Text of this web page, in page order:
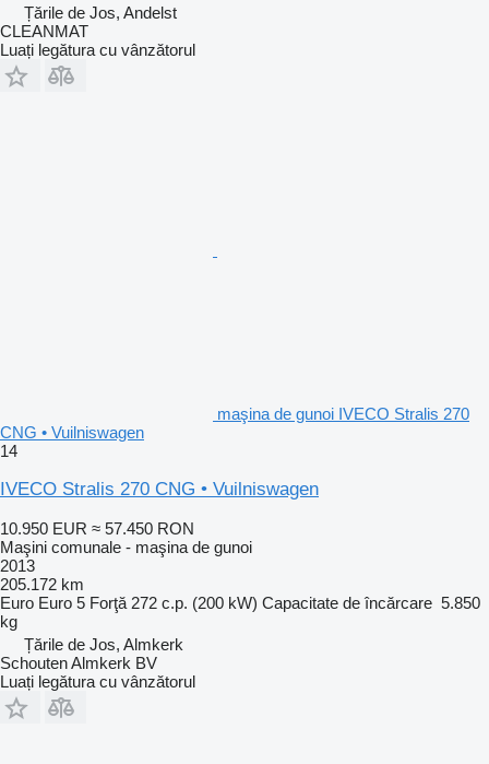
Țările de Jos, Andelst
CLEANMAT
Luați legătura cu vânzătorul
maşina de gunoi IVECO Stralis 270
CNG • Vuilniswagen
14
IVECO Stralis 270 CNG • Vuilniswagen
10.950 EUR ≈ 57.450 RON
Maşini comunale - maşina de gunoi
2013
205.172 km
Euro Euro 5 Forţă 272 c.p. (200 kW) Capacitate de încărcare 5.850
kg
Țările de Jos, Almkerk
Schouten Almkerk BV
Luați legătura cu vânzătorul